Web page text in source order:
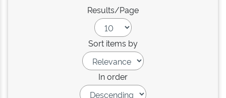
Results/Page
Sort items by
In order